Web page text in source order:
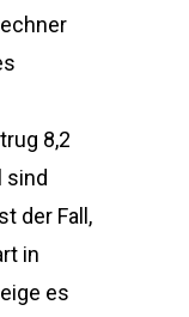
8,2
sind
der Fall,
in
es